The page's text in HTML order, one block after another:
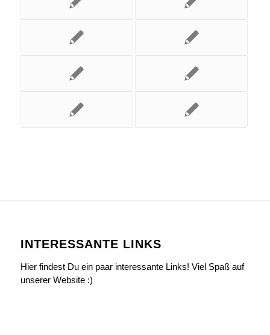
INTERESSANTE LINKS
Hier findest Du ein paar interessante Links! Viel Spaß auf
unserer Website :)